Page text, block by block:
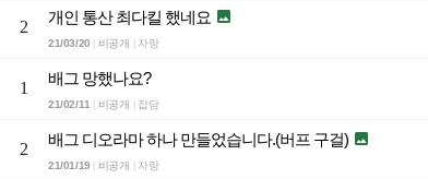
2
개인 통산 최다킬 했네요 
21/03/20 비공개 자랑
1
배그 망했나요?
21/02/11| 비공개 잡담
2
배그 디오라마 하나 만들었습니다.(버프 구걸) 
21/01/19 비공개 자랑